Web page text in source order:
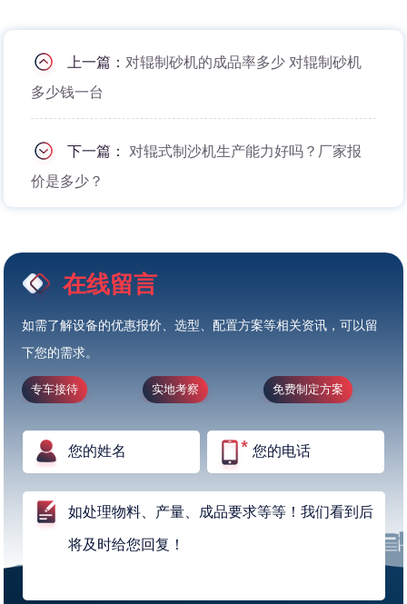
上一篇： 对辊制砂机的成品率多少 对辊制砂机
多少钱一台
下一篇： 对辊式制沙机生产能力好吗？厂家报
价是多少？
在线留言
如需了解设备的优惠报价、选型、配置方案等相关资讯，可以留
下您的需求。
专车接待 实地考察 免费制定方案